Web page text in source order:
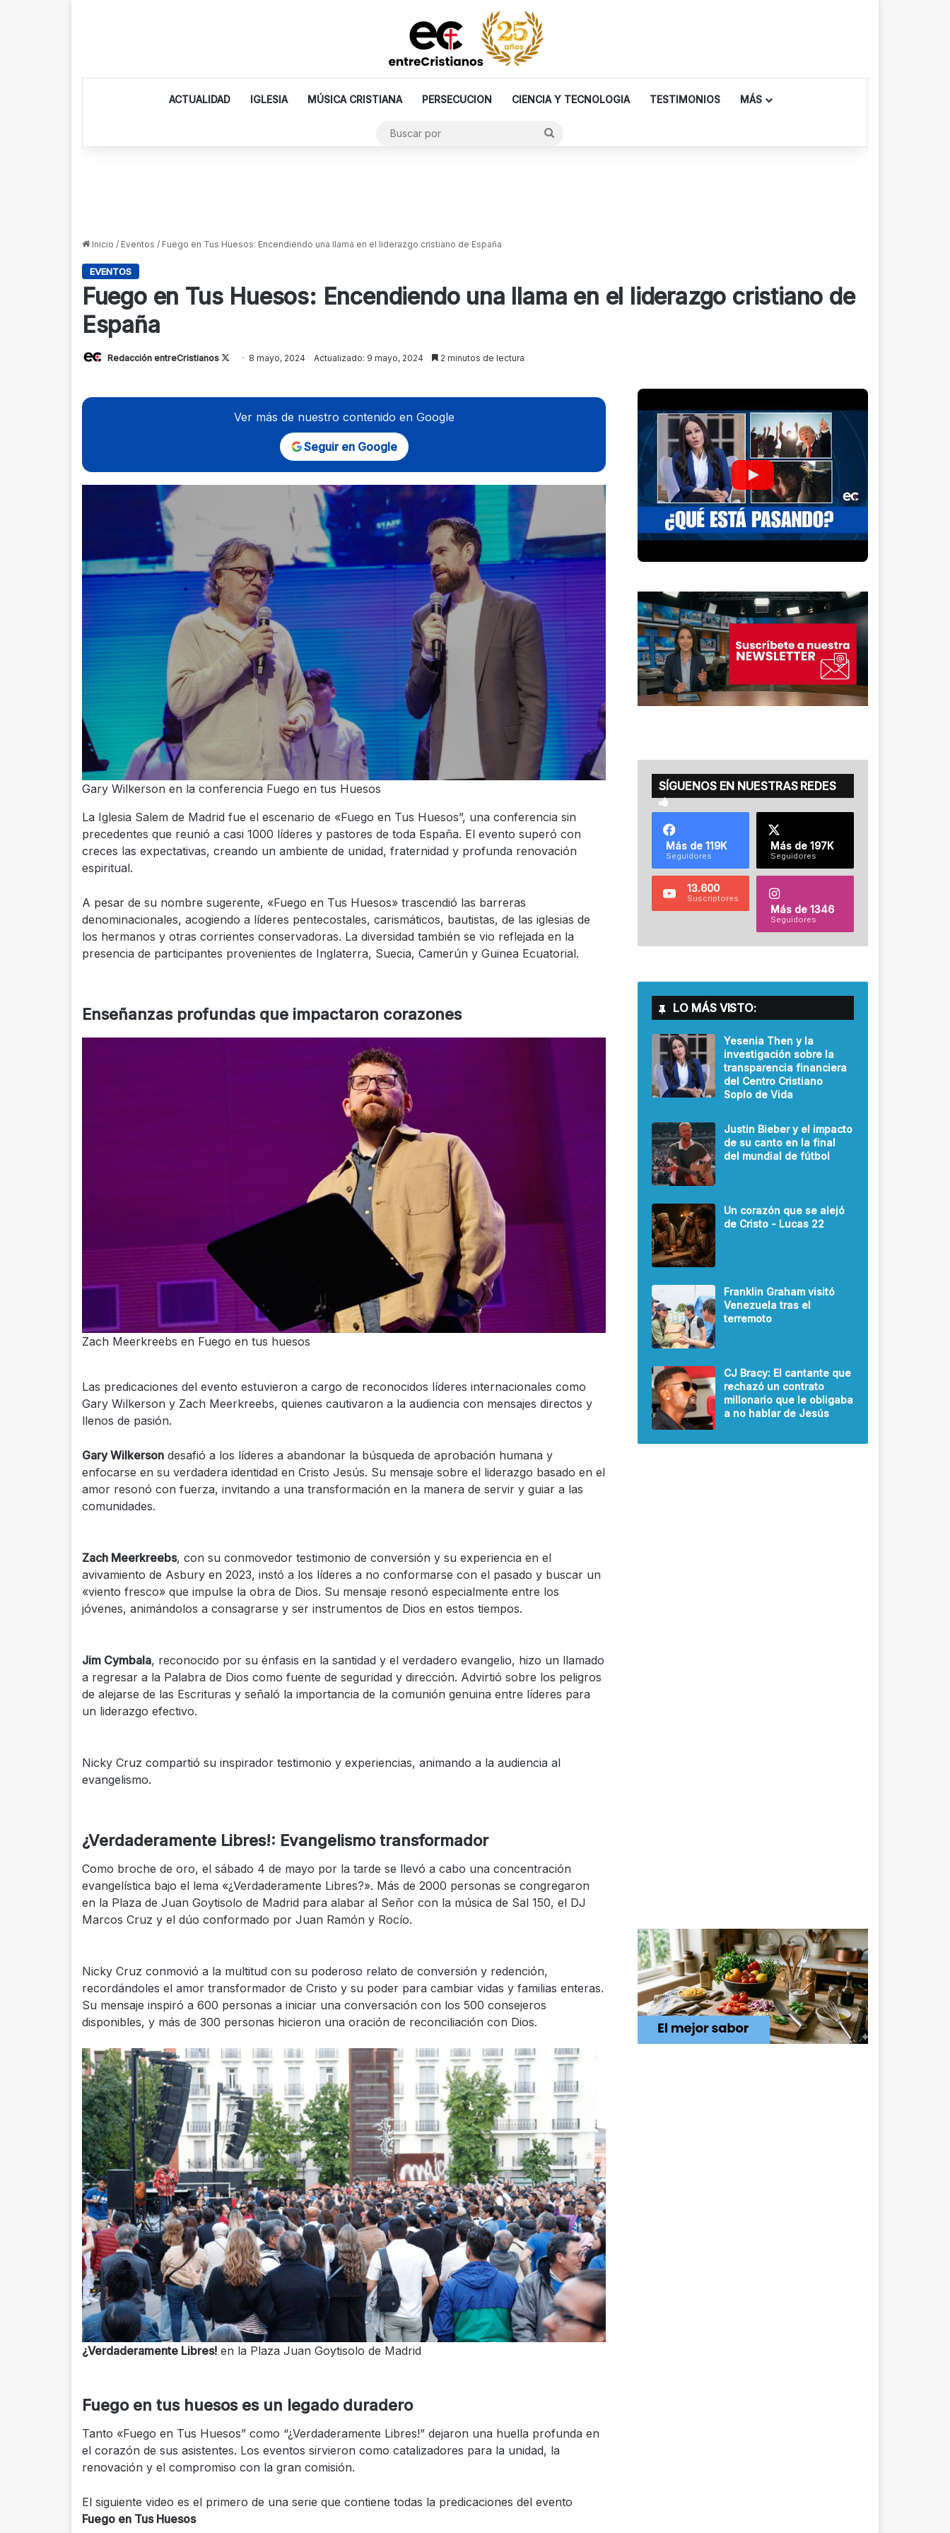
ACTUALIDAD IGLESIA MÚSICA CRISTIANA PERSECUCION CIENCIA Y TECNOLOGIA TESTIMONIOS MÁS
Inicio / Eventos / Fuego en Tus Huesos: Encendiendo una llama en el liderazgo cristiano de España
EVENTOS
Fuego en Tus Huesos: Encendiendo una llama en el liderazgo cristiano de
España
Redacción entreCristianos
Follow8 mayo, 2024 Actualizado: 9 mayo, 2024 2 minutos de lectura
Ver más de nuestro contenido en Google
Seguir en Google
Gary Wilkerson en la conferencia Fuego en tus Huesos
La Iglesia Salem de Madrid fue el escenario de «Fuego en Tus Huesos”, una conferencia sin
precedentes que reunió a casi 1000 líderes y pastores de toda España. El evento superó con
creces las expectativas, creando un ambiente de unidad, fraternidad y profunda renovación
espiritual.
A pesar de su nombre sugerente, «Fuego en Tus Huesos» trascendió las barreras
denominacionales, acogiendo a líderes pentecostales, carismáticos, bautistas, de las iglesias de
los hermanos y otras corrientes conservadoras. La diversidad también se vio reflejada en la
presencia de participantes provenientes de Inglaterra, Suecia, Camerún y Guinea Ecuatorial.
Enseñanzas profundas que impactaron corazones
Zach Meerkreebs en Fuego en tus huesos
Las predicaciones del evento estuvieron a cargo de reconocidos líderes internacionales como
Gary Wilkerson y Zach Meerkreebs, quienes cautivaron a la audiencia con mensajes directos y
llenos de pasión.
Gary Wilkersondesafió a los líderes a abandonar la búsqueda de aprobación humana y
enfocarse en su verdadera identidad en Cristo Jesús. Su mensaje sobre el liderazgo basado en el
amor resonó con fuerza, invitando a una transformación en la manera de servir y guiar a las
comunidades.
Zach Meerkreebs, con su conmovedor testimonio de conversión y su experiencia en el
avivamiento de Asbury en 2023, instó a los líderes a no conformarse con el pasado y buscar un
«viento fresco» que impulse la obra de Dios. Su mensaje resonó especialmente entre los
jóvenes, animándolos a consagrarse y ser instrumentos de Dios en estos tiempos.
Jim Cymbala, reconocido por su énfasis en la santidad y el verdadero evangelio, hizo un llamado
a regresar a la Palabra de Dios como fuente de seguridad y dirección. Advirtió sobre los peligros
de alejarse de las Escrituras y señaló la importancia de la comunión genuina entre líderes para
un liderazgo efectivo.
Nicky Cruz compartió su inspirador testimonio y experiencias, animando a la audiencia al
evangelismo.
¿Verdaderamente Libres!: Evangelismo transformador
Como broche de oro, el sábado 4 de mayo por la tarde se llevó a cabo una concentración
evangelística bajo el lema «¿Verdaderamente Libres?». Más de 2000 personas se congregaron
en la Plaza de Juan Goytisolo de Madrid para alabar al Señor con la música de Sal 150, el DJ
Marcos Cruz y el dúo conformado por Juan Ramón y Rocío.
Nicky Cruz conmovió a la multitud con su poderoso relato de conversión y redención,
recordándoles el amor transformador de Cristo y su poder para cambiar vidas y familias enteras.
Su mensaje inspiró a 600 personas a iniciar una conversación con los 500 consejeros
disponibles, y más de 300 personas hicieron una oración de reconciliación con Dios.
¿Verdaderamente Libres!en la Plaza Juan Goytisolo de Madrid
Fuego en tus huesos es un legado duradero
Tanto «Fuego en Tus Huesos” como “¿Verdaderamente Libres!” dejaron una huella profunda en
el corazón de sus asistentes. Los eventos sirvieron como catalizadores para la unidad, la
renovación y el compromiso con la gran comisión.
El siguiente video es el primero de una serie que contiene todas la predicaciones del evento
Fuego en Tus Huesos
SÍGUENOS EN NUESTRAS REDES
Más de 119K
Seguidores
Más de 197K
Seguidores
13.600
Suscriptores
Más de 1346
Seguidores
LO MÁS VISTO:
Yesenia Then y la
investigación sobre la
transparencia financiera
del Centro Cristiano
Soplo de Vida
Justin Bieber y el impacto
de su canto en la final
del mundial de fútbol
Un corazón que se alejó
de Cristo - Lucas 22
Franklin Graham visitó
Venezuela tras el
terremoto
CJ Bracy: El cantante que
rechazó un contrato
millonario que le obligaba
a no hablar de Jesús